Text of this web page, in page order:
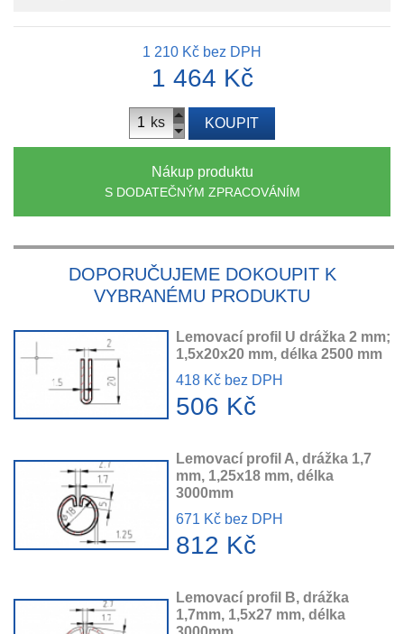
1 210 Kč bez DPH
1 464 Kč
ks KOUPIT
Nákup produktu
S DODATEČNÝM ZPRACOVÁNÍM
DOPORUČUJEME DOKOUPIT K
VYBRANÉMU PRODUKTU
Lemovací profil U drážka 2 mm;
1,5x20x20 mm, délka 2500 mm
418 Kč bez DPH
506 Kč
Lemovací profil A, drážka 1,7
mm, 1,25x18 mm, délka
3000mm
671 Kč bez DPH
812 Kč
Lemovací profil B, drážka
1,7mm, 1,5x27 mm, délka